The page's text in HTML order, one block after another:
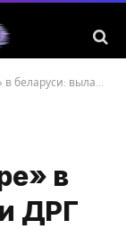
а пограничье Польши и стран Балтии соблазнительно для рф
в
ДРГ